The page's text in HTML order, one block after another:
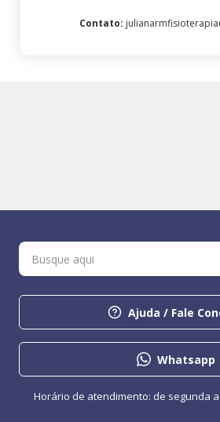
Contato:
Ajuda / Fale
Whatsapp
Horário de atendimento: de segunda